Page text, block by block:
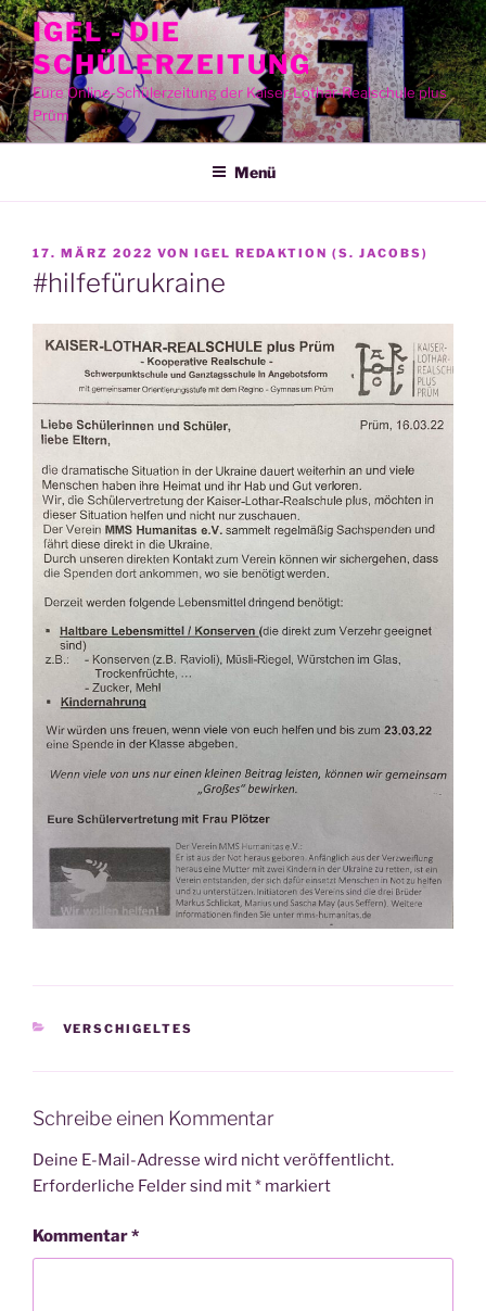
Zum
Inhalt
springen
IGEL - DIE
SCHÜLERZEITUNG
Eure Online-Schülerzeitung der Kaiser-Lothar-Realschule plus
Prüm
Menü
VERÖFFENTLICHT
AM
17. MÄRZ 2022 VON IGEL REDAKTION (S. JACOBS)
#hilfefürukraine
KATEGORIEN
VERSCHIGELTES
Schreibe einen Kommentar
Deine E-Mail-Adresse wird nicht veröffentlicht.
Erforderliche Felder sind mit* markiert
Kommentar*